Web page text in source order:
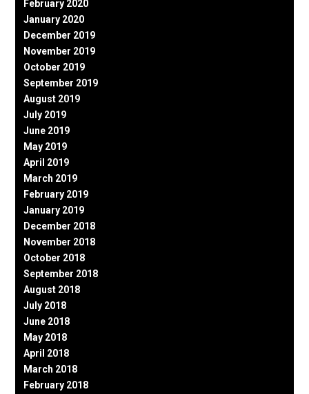
February 2020
January 2020
December 2019
November 2019
October 2019
September 2019
August 2019
July 2019
June 2019
May 2019
April 2019
March 2019
February 2019
January 2019
December 2018
November 2018
October 2018
September 2018
August 2018
July 2018
June 2018
May 2018
April 2018
March 2018
February 2018